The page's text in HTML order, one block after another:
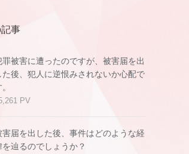
記事
罪被害に遭ったのですが、被害届を出
た後、犯人に逆恨みされないか心配で
PV
害届を出した後、事件はどのような経
を辿るのでしょうか？